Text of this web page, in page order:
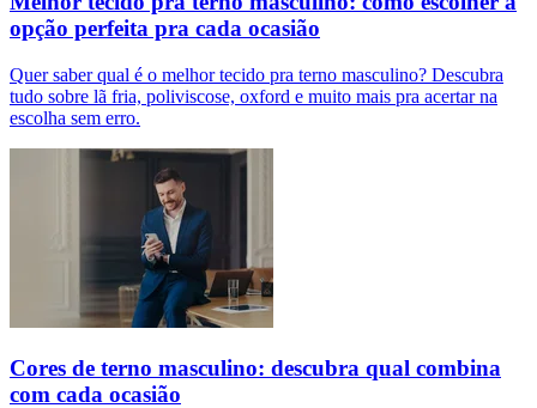
opção perfeita pra cada ocasião
Quer saber qual é o melhor tecido pra terno masculino? Descubra
tudo sobre lã fria, poliviscose, oxford e muito mais pra acertar na
escolha sem erro.
Cores de terno masculino: descubra qual combina
com cada ocasião